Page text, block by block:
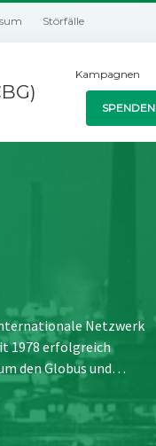
Störfälle
Kampagnen
SPENDEN
Netzwerk
1978 erfolgreich
den Globus und…